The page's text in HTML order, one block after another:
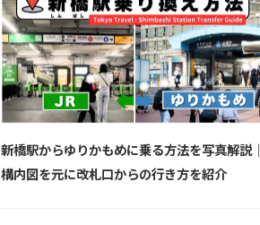
新橋駅からゆりかもめに乗る方法を写真解説｜
構内図を元に改札口からの行き方を紹介